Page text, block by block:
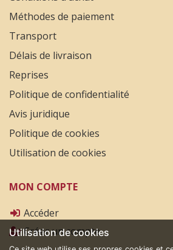
Méthodes de paiement
Transport
Délais de livraison
Reprises
Politique de confidentialité
Avis juridique
Politique de cookies
Utilisation de cookies
MON COMPTE
Accéder
Créer un compte
Utilisation de cookies